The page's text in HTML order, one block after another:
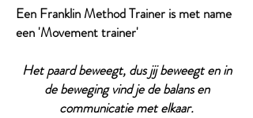
Een Franklin Method Trainer is met name
een 'Movement trainer'
Het paard beweegt, dus jij beweegt en in
de beweging vind je de balans en
communicatie met elkaar.